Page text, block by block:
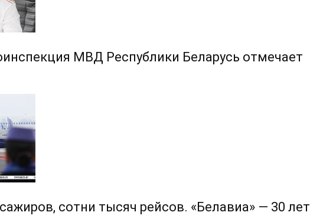
МВД Республики Беларусь отмечает
сотни тысяч рейсов. «Белавиа» — 30 лет